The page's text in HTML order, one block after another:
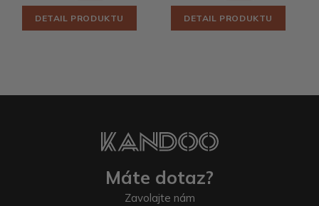
DETAIL PRODUKTU DETAIL PRODUKTU
Máte dotaz?
Zavolajte nám